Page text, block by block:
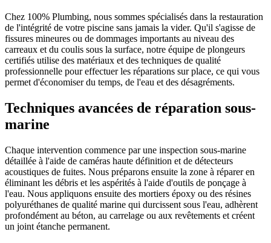
Chez 100% Plumbing, nous sommes spécialisés dans la restauration
de l'intégrité de votre piscine sans jamais la vider. Qu'il s'agisse de
fissures mineures ou de dommages importants au niveau des
carreaux et du coulis sous la surface, notre équipe de plongeurs
certifiés utilise des matériaux et des techniques de qualité
professionnelle pour effectuer les réparations sur place, ce qui vous
permet d'économiser du temps, de l'eau et des désagréments.
Techniques avancées de réparation sous-
marine
Chaque intervention commence par une inspection sous-marine
détaillée à l'aide de caméras haute définition et de détecteurs
acoustiques de fuites. Nous préparons ensuite la zone à réparer en
éliminant les débris et les aspérités à l'aide d'outils de ponçage à
l'eau. Nous appliquons ensuite des mortiers époxy ou des résines
polyuréthanes de qualité marine qui durcissent sous l'eau, adhèrent
profondément au béton, au carrelage ou aux revêtements et créent
un joint étanche permanent.